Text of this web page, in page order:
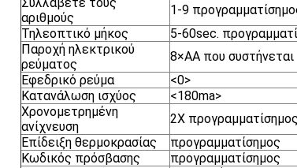
αριθμούς
1-9
Τηλεοπτικό μήκος
5-60sec.
Παροχή ηλεκτρικού
ρεύματος
8×AA που συστήνεται
Εφεδρικό ρεύμα
<0>
Κατανάλωση ισχύος
<180ma>
Χρονομετρημένη
ανίχνευση
2X προγραμματίσημος
Επίδειξη θερμοκρασίας
προγραμματίσημος
Κωδικός πρόσβασης
προγραμματίσημος